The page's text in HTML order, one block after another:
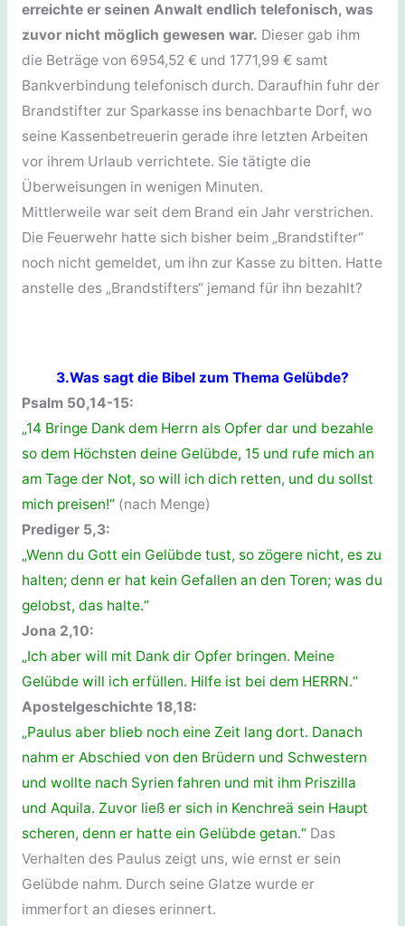
erreichte er seinen Anwalt endlich telefonisch, was
zuvor nicht möglich gewesen war. Dieser gab ihm
die Beträge von 6954,52 € und 1771,99 € samt
Bankverbindung telefonisch durch. Daraufhin fuhr der
Brandstifter zur Sparkasse ins benachbarte Dorf, wo
seine Kassenbetreuerin gerade ihre letzten Arbeiten
vor ihrem Urlaub verrichtete. Sie tätigte die
Überweisungen in wenigen Minuten.
Mittlerweile war seit dem Brand ein Jahr verstrichen.
Die Feuerwehr hatte sich bisher beim „Brandstifter“
noch nicht gemeldet, um ihn zur Kasse zu bitten. Hatte
anstelle des „Brandstifters“ jemand für ihn bezahlt?
3.Was sagt die Bibel zum Thema Gelübde?
Psalm 50,14-15:
„14 Bringe Dank dem Herrn als Opfer dar und bezahle
so dem Höchsten deine Gelübde, 15 und rufe mich an
am Tage der Not, so will ich dich retten, und du sollst
mich preisen!“(nach Menge)
Prediger 5,3:
„Wenn du Gott ein Gelübde tust, so zögere nicht, es zu
halten; denn er hat kein Gefallen an den Toren; was du
gelobst, das halte.“
Jona 2,10:
„Ich aber will mit Dank dir Opfer bringen. Meine
Gelübde will ich erfüllen. Hilfe ist bei dem HERRN.“
Apostelgeschichte 18,18:
„Paulus aber blieb noch eine Zeit lang dort. Danach
nahm er Abschied von den Brüdern und Schwestern
und wollte nach Syrien fahren und mit ihm Priszilla
und Aquila. Zuvor ließ er sich in Kenchreä sein Haupt
scheren, denn er hatte ein Gelübde getan.“Das
Verhalten des Paulus zeigt uns, wie ernst er sein
Gelübde nahm. Durch seine Glatze wurde er
immerfort an dieses erinnert.